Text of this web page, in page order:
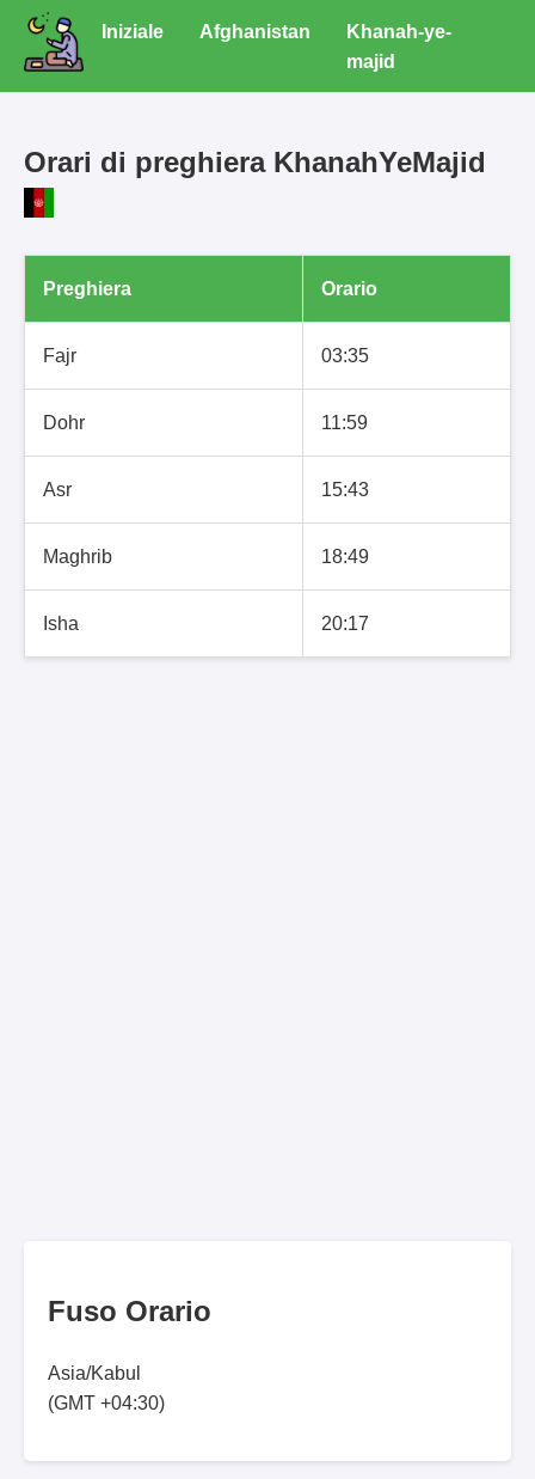
Iniziale Afghanistan
Khanah-ye-
majid
Orari di preghiera KhanahYeMajid
Preghiera Orario
Fajr 03:35
Dohr 11:59
Asr 15:43
Maghrib 18:49
Isha 20:17
Fuso Orario
Asia/Kabul
(GMT +04:30)